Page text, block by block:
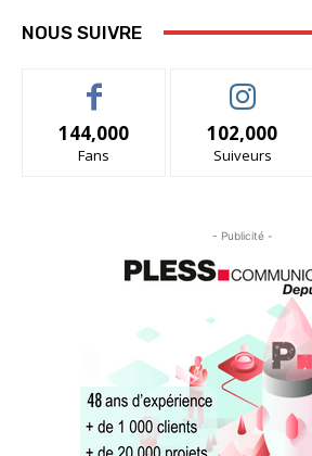
NOUS SUIVRE
144,000
Fans
102,000
Suiveurs
- Publicité -